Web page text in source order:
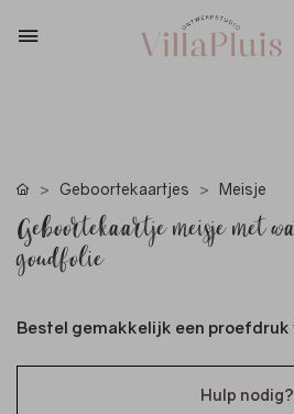
Geboortekaartjes Meisje
Geboortekaartje meisje met
goudfolie
Bestel gemakkelijk een proefdruk
Hulp nodig?